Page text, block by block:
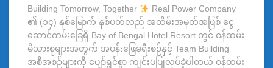
Building Tomorrow, Together
Real Power Company
၏ (၁၄) နှစ်မြောက် နှစ်ပတ်လည် အထိမ်းအမှတ်အဖြစ် ငွေ
ဆောင်ကမ်းခြေရှိ Bay of Bengal Hotel Resort တွင် ဝန်ထမ်း
မိသားစုများအတွက် အပန်းဖြေခရီးစဉ်နှင့် Team Building
အစီအစဉ်များကို ပျော်ရွှင်စွာ ကျင်းပပြုလုပ်ခဲ့ပါတယ် ဝန်ထမ်း